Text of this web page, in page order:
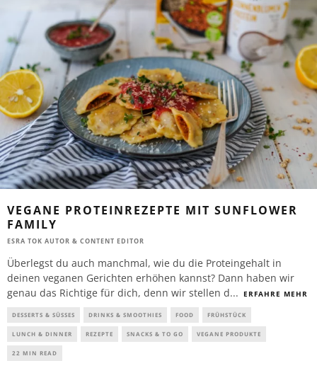
VEGANE PROTEINREZEPTE MIT SUNFLOWER
FAMILY
ESRA TOK AUTOR & CONTENT EDITOR
Überlegst du auch manchmal, wie du die Proteingehalt in
deinen veganen Gerichten erhöhen kannst? Dann haben wir
genau das Richtige für dich, denn wir stellen d... ERFAHRE MEHR
DESSERTS & SÜSSES DRINKS & SMOOTHIES FOOD FRÜHSTÜCK
LUNCH & DINNER REZEPTE SNACKS & TO GO VEGANE PRODUKTE
22 MIN READ